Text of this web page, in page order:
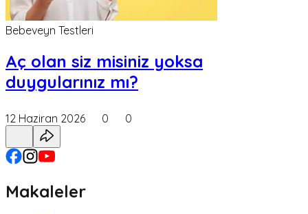
Bebeveyn Testleri
Aç olan siz misiniz yoksa
duygularınız mı?
12 Haziran 2026 0 0
Makaleler